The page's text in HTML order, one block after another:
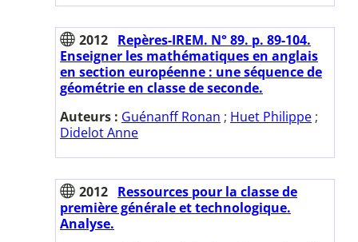
2012 Repères-IREM. N° 89. p. 89-104.
Enseigner les mathématiques en anglais
en section européenne : une séquence de
géométrie en classe de seconde.
Auteurs : Guénanff Ronan ; Huet Philippe ;
Didelot Anne
2012 Ressources pour la classe de
première générale et technologique.
Analyse.